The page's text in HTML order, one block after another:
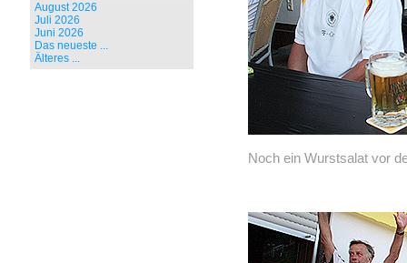
August 2026
Juli 2026
Juni 2026
Das neueste ...
Älteres ...
Noch ein Wurstsalat vor